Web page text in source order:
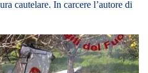
da Catania. Morto istruttore e